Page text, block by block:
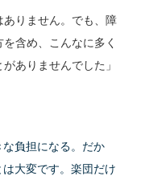
ありません。でも、障
含め、こんなに多く
ありませんでした」
な負担になる。だか
大変です。楽団だけ